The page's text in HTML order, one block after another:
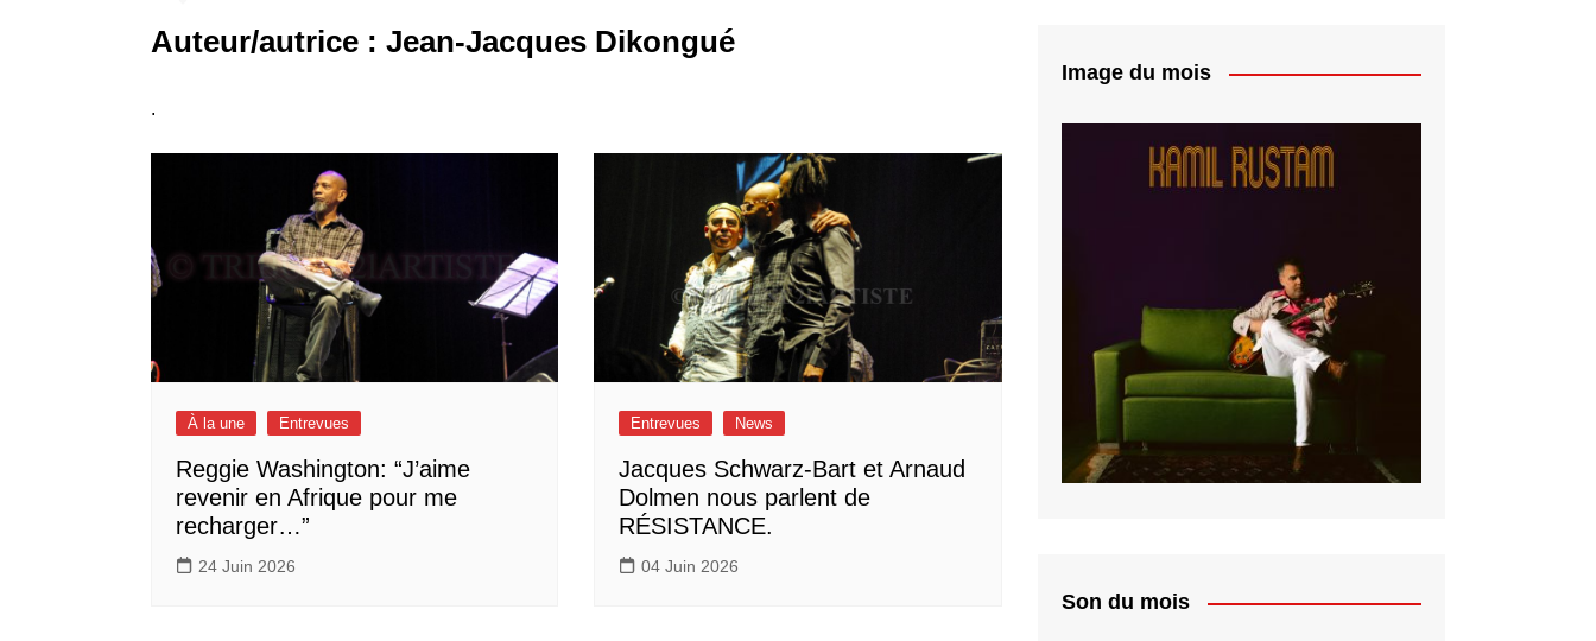
Auteur/autrice : Jean-Jacques Dikongué
.
À la une Entrevues
Reggie Washington: “J’aime
revenir en Afrique pour me
recharger…”
24 Juin 2026
Entrevues News
Jacques Schwarz-Bart et Arnaud
Dolmen nous parlent de
RÉSISTANCE.
04 Juin 2026
Image du mois
Son du mois